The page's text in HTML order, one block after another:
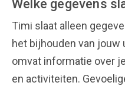
Welke gegevens
Timi slaat alleen
het bijhouden van jouw
omvat informatie over
en activiteiten.